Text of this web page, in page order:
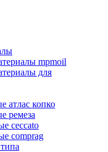
mpmoil
для
атлас копко
ремеза
ceccato
comprag